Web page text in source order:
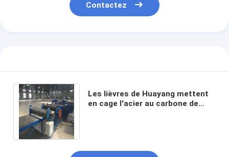
Contactez
Les lièvres de Huayang mettent
en cage l'acier au carbone de